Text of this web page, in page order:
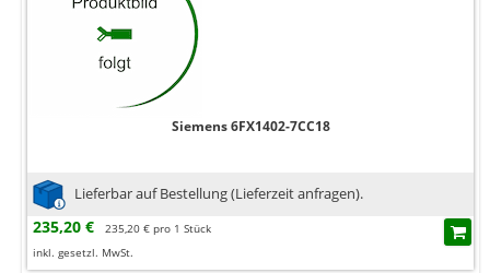
Siemens 6FX1402-7CC18
Lieferbar auf Bestellung (Lieferzeit anfragen).
235,20 €
235,20 € pro 1 Stück
inkl. gesetzl. MwSt.